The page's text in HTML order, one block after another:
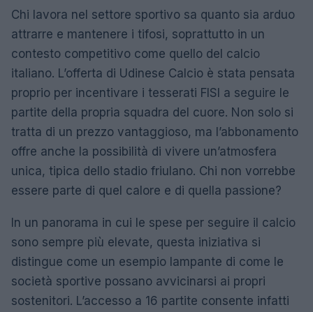
Chi lavora nel settore sportivo sa quanto sia arduo
attrarre e mantenere i tifosi, soprattutto in un
contesto competitivo come quello del calcio
italiano. L’offerta di Udinese Calcio è stata pensata
proprio per incentivare i tesserati FISI a seguire le
partite della propria squadra del cuore. Non solo si
tratta di un prezzo vantaggioso, ma l’abbonamento
offre anche la possibilità di vivere un’atmosfera
unica, tipica dello stadio friulano. Chi non vorrebbe
essere parte di quel calore e di quella passione?
In un panorama in cui le spese per seguire il calcio
sono sempre più elevate, questa iniziativa si
distingue come un esempio lampante di come le
società sportive possano avvicinarsi ai propri
sostenitori. L’accesso a 16 partite consente infatti